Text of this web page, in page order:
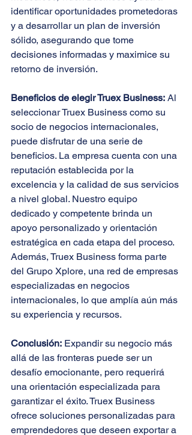
identificar oportunidades prometedoras
y a desarrollar un plan de inversión
sólido, asegurando que tome
decisiones informadas y maximice su
retorno de inversión.
Beneficios de elegir Truex Business: Al
seleccionar Truex Business como su
socio de negocios internacionales,
puede disfrutar de una serie de
beneficios. La empresa cuenta con una
reputación establecida por la
excelencia y la calidad de sus servicios
a nivel global. Nuestro equipo
dedicado y competente brinda un
apoyo personalizado y orientación
estratégica en cada etapa del proceso.
Además, Truex Business forma parte
del Grupo Xplore, una red de empresas
especializadas en negocios
internacionales, lo que amplía aún más
su experiencia y recursos.
Conclusión: Expandir su negocio más
allá de las fronteras puede ser un
desafío emocionante, pero requerirá
una orientación especializada para
garantizar el éxito. Truex Business
ofrece soluciones personalizadas para
emprendedores que deseen exportar a